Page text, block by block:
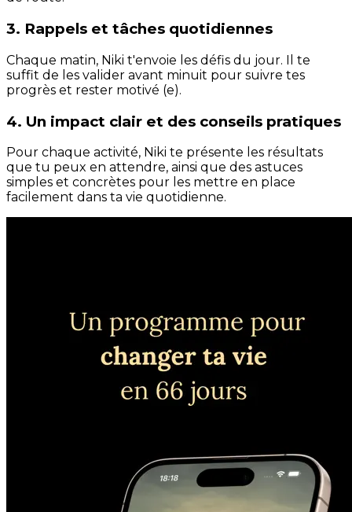
3. Rappels et tâches quotidiennes
Chaque matin, Niki t'envoie les défis du jour. Il te
suffit de les valider avant minuit pour suivre tes
progrès et rester motivé (e).
4. Un impact clair et des conseils pratiques
Pour chaque activité, Niki te présente les résultats
que tu peux en attendre, ainsi que des astuces
simples et concrètes pour les mettre en place
facilement dans ta vie quotidienne.